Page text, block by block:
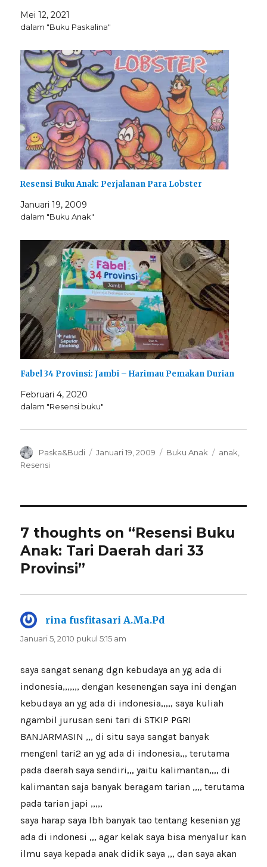
Mei 12, 2021
dalam "Buku Paskalina"
Resensi Buku Anak: Perjalanan Para Lobster
Januari 19, 2009
dalam "Buku Anak"
Fabel 34 Provinsi: Jambi – Harimau Pemakan Durian
Februari 4, 2020
dalam "Resensi buku"
Author
Paska&Budi
Posted
Januari 19, 2009 Categories
Buku Anak Tags
anak
Resensi
7 thoughts on “Resensi Buku
Anak: Tari Daerah dari 33
Provinsi”
rina fusfitasari A.Ma.Pd
Januari 5, 2010 pukul 5:15 am
saya sangat senang dgn kebudaya an yg ada di
indonesia,,,,,,, dengan kesenengan saya ini dengan
kebudaya an yg ada di indonesia,,,,, saya kuliah
ngambil jurusan seni tari di STKIP PGRI
BANJARMASIN ,,, di situ saya sangat banyak
mengenl tari2 an yg ada di indonesia,,, terutama
pada daerah saya sendiri,,, yaitu kalimantan,,,, di
kalimantan saja banyak beragam tarian ,,,, terutama
pada tarian japi ,,,,,
saya harap saya lbh banyak tao tentang kesenian yg
ada di indonesi ,,, agar kelak saya bisa menyalur kan
ilmu saya kepada anak didik saya ,,, dan saya akan